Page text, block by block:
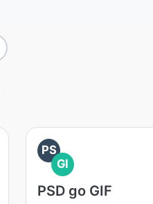
PS
GI
PSD go GIF